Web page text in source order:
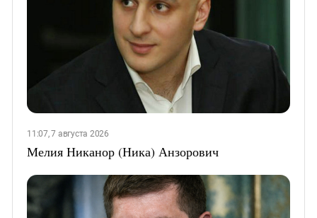
11:07, 7 августа 2026
Мелия Никанор (Ника) Анзорович